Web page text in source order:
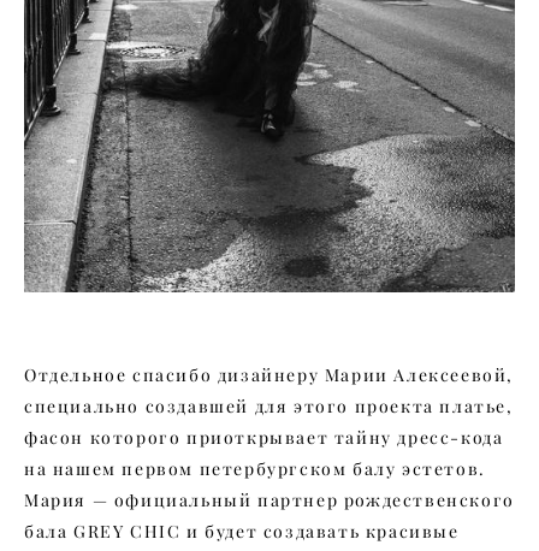
Отдельное спасибо дизайнеру Марии Алексеевой,
специально создавшей для этого проекта платье,
фасон которого приоткрывает тайну дресс-кода
на нашем первом петербургском балу эстетов.
Мария — официальный партнер рождественского
бала GREY CHIC и будет создавать красивые